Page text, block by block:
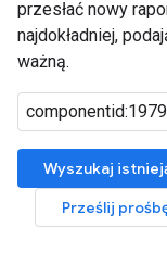
przesłać nowy
najdokładniej,
ważną.
Wyszukaj
Prześlij